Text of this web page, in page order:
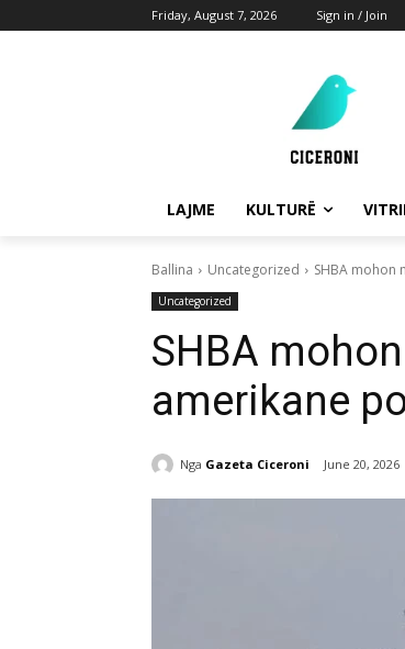
Friday, August 7, 2026 Sign in / Join
LAJME KULTURË
Ballina Uncategorized SHBA mohon
Uncategorized
SHBA
amerikane
Nga Gazeta Ciceroni June 20, 2026